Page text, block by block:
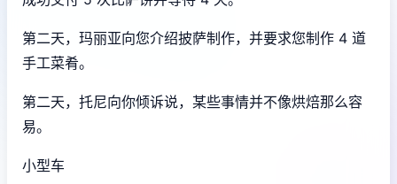
第二天，玛丽亚向您介绍披萨制作，并要求您制作 4 道
手工菜肴。
第二天，托尼向你倾诉说，某些事情并不像烘焙那么容
易。
小型车